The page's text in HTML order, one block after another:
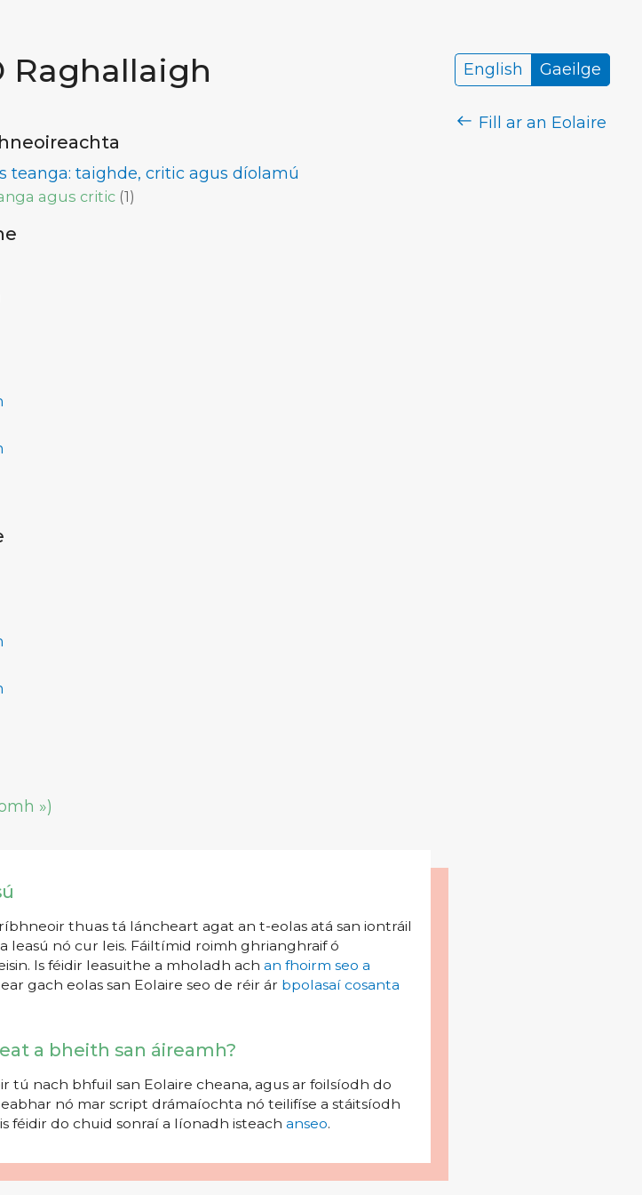
Raghallaigh English Gaeilge
Fill ar an Eolaire
teanga: taighde, critic agus díolamú
agus critic (1)
»)
thuas tá láncheart agat an t-eolas atá san iontráil
leasú nó cur leis. Fáiltímid roimh ghrianghraif ó
Is féidir leasuithe a mholadh achan fhoirm seo a
gach eolas san Eolaire seo de réir ár bpolasaí cosanta
a bheith san áireamh?
tú nach bhfuil san Eolaire cheana, agus ar foilsíodh do
nó mar script drámaíochta nó teilifíse a stáitsíodh
féidir do chuid sonraí a líonadh isteachanseo.